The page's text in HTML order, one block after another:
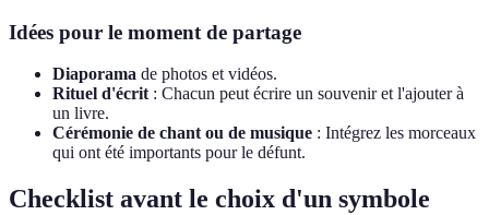
Idées pour le moment de partage
Diaporama de photos et vidéos.
Rituel d'écrit : Chacun peut écrire un souvenir et l'ajouter à
un livre.
Cérémonie de chant ou de musique : Intégrez les morceaux
qui ont été importants pour le défunt.
Checklist avant le choix d'un symbole